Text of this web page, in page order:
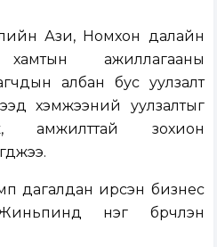
Ази, Номхон далайн
ажиллагааны
албан бус уулзалт
хэмжээний уулзалтыг
амжилттай зохион
дагалдан ирсэн бизнес
нэг бүрчлэн